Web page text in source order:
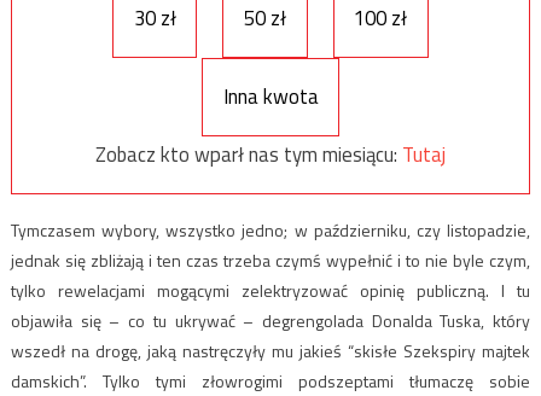
30 zł 50 zł 100 zł
Inna kwota
Zobacz kto wparł nas tym miesiącu: Tutaj
Tymczasem wybory, wszystko jedno; w październiku, czy listopadzie,
jednak się zbliżają i ten czas trzeba czymś wypełnić i to nie byle czym,
tylko rewelacjami mogącymi zelektryzować opinię publiczną. I tu
objawiła się – co tu ukrywać – degrengolada Donalda Tuska, który
wszedł na drogę, jaką nastręczyły mu jakieś “skisłe Szekspiry majtek
damskich”. Tylko tymi złowrogimi podszeptami tłumaczę sobie